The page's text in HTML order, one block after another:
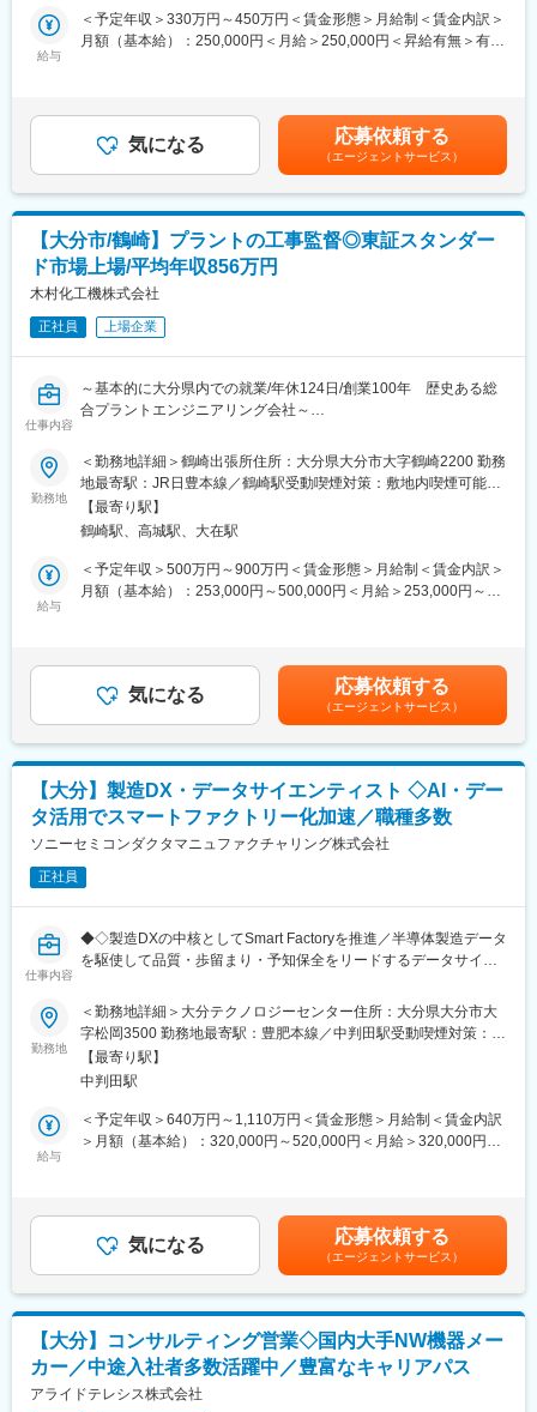
変更の範囲：会社の定める業務
株式会社アムコー・テクノロジー・ジャパンは、世界的半導体パ
ッケージングおよびテストサービスのリーダーであるアムコー・
ーバルネットワークを活かし、高品質な製造・テストサービスを
提供しています。
2024年度の売上高は約721億円、純利益は約17.7億円と堅調に推
移しており、経常利益は前年比85.77%増と大幅な成長を記録して
います。財務職においては、成長性と安定性を兼ね備えた環境で
専門性を発揮できます
変更の範囲：会社の定める業務
の観点で解決に導いていく仕事となります。入社いただいた段階
では、既存のシステムの不具合解消や保守運用をお任せします。
基本的には現場でのOJTが中心となり、業務の習得に応じて徐々
■開発環境：
・使用OS：ミドル・デバイスドライバ：Windows・マイコン
・使用言語：VC++、C++、C#、.NET/VB.NET/ASP.NET、C、
■組織構成：
生産技術課10名の中でソフト開発は3名です。小規模なプロジェ
クトに関しては個人で対応することもあり、グループ会社を巻き
ともございます。
当社はソニーグループの特例子会社として、ソニーのエレクトロ
ニクス商品のものづくりを担っています。特に音づくりにおいて
として、高品質な音を世界中に届けています。また、当社は40年
以上の障がい者雇用実績を持ち、男女・年齢・障がい者問わず働
きやすい環境を提供しています。
・入社してから初めに行っていただく業務は、既存システムの不
具合修正や保守運用となります。キャリアを積む中で、グループ
スキルを習得するために、ソニーグループ全体で開催される研修
にも参加していただくことが可能です。また、OJTやe-ラーニン
グを通じて実務に即したスキルを身につけていただくことができ
ます。
変更の範囲：本文参照
給与
＜予定年収＞330万円～450万円＜賃金形態＞月給制＜賃金内訳＞
月額（基本給）：250,000円＜月給＞250,000円＜昇給有無＞有＜
気になる 応募依頼する
（エージェントサービス）
【大分市/鶴崎】プラントの工事監督◎東証スタンダー
ド市場上場/平均年収856万円
木村化工機株式会社
正社員 上場企業
仕事内容
～基本的に大分県内での就業/年休124日/創業100年 歴史ある総
合プラントエンジニアリング会社～
顧客の化学プラント・工場内での生産設備新設や、プラントの能
力増強や改造に係る起業工事、定修工事、保全工事等の工事監督
業務に携わります。
＜具体的には＞
※起業工事の場合：
（1） 顧客や協力企業等との折衝
（2） 積算～見積
（3） 工事計画の立案および工事計画書の作成
コスト）
（6） 追加求償
（7） 完成検査の段取り・助成対応
■入社後の流れ：OJT研修が中心に徐々に工事監督業務について学
びます。
一人前になるまで、しっかりと研修・指導を受けることができる
経験の少ない方に関しては、工事監督者教育※に参加いただくこと
も可能です。
の手法、工事計画書の作成方法、工事監理の手法などを集合教育
で学びます。
■木村化工機公式動画チャンネル（先輩社員のインタビュー有
り）：
https://www.youtube.com/watch?v=ehqRRsT2RaU
https://kcpc-recruit.jp/activity/
注した際の応援、定修工事の応援等で派遣されるなどの場合に限
られ、数年に1回程度です。
◎業績好調 賞与7.5か月実績（2024年）
◎受注は1次受けが大半です。
1案件あたり数千万円～数億円規模の起業工事を行うこともあり
ます。
■強み：
大分県内の顧客企業に対して、強固な営業基盤と施工実績を築い
勤務地
＜勤務地詳細＞鶴崎出張所住所：大分県大分市大字鶴崎2200 勤務
地最寄駅：JR日豊本線／鶴崎駅受動喫煙対策：敷地内喫煙可能場
所あり変更の範囲：会社の定める事業所
【最寄り駅】
鶴崎駅、高城駅、大在駅
給与
＜予定年収＞500万円～900万円＜賃金形態＞月給制＜賃金内訳＞
月額（基本給）：253,000円～500,000円＜月給＞253,000円～
平均年収：796万円（理系大卒のみで平均を取ると877万円）賃金
はあくまでも目安の金額であり、選考を通じて上下する可能性が
あります。月給(月額)は固定手当を含めた表記です。
気になる 応募依頼する
（エージェントサービス）
【大分】製造DX・データサイエンティスト ◇AI・デー
タ活用でスマートファクトリー化加速／職種多数
ソニーセミコンダクタマニュファクチャリング株式会社
正社員
仕事内容
◆◇製造DXの中核としてSmart Factoryを推進／半導体製造データ
を駆使して品質・歩留まり・予知保全をリードするデータサイエ
■採用の背景
AI技術の進化に伴い、製造現場でもデータ活用を前提としたDXが
加速しています。当社でも生産データの自動収集から分析、異常
発生時の原因究明まで一気通貫で行う仕組みづくりが急務となっ
ており、Smart Factory構想の本格推進に向けて体制強化を図るた
めの増員募集です。
■業務内容
ら推進していただきます。製造・プロセス・装置・品質エンジニ
アと密に連携し、データに基づく改善活動を現場へ実装・定着さ
せる役割を担っていただきます。
■具体的な業務内容 ※ご経験を踏まえて決定
・製造工程・装置・検査・計測データを横断的に分析し、歩留ま
り低下や品質ばらつきの要因特定および改善提案を実施
勤務地
＜勤務地詳細＞大分テクノロジーセンター住所：大分県大分市大
字松岡3500 勤務地最寄駅：豊肥本線／中判田駅受動喫煙対策：敷
地内全面禁煙変更の範囲：会社の定める事業所
【最寄り駅】
中判田駅
給与
＜予定年収＞640万円～1,110万円＜賃金形態＞月給制＜賃金内訳
＞月額（基本給）：320,000円～520,000円＜月給＞320,000円～
者レベル：672万円・上級担当者レベル ：775万円・係長・専門
職レベル：943万円賃金はあくまでも目安の金額であり、選考を
通じて上下する可能性があります。月給(月額)は固定手当を含めた
表記です。
気になる 応募依頼する
（エージェントサービス）
【大分】コンサルティング営業◇国内大手NW機器メー
カー／中途入社者多数活躍中／豊富なキャリアパス
アライドテレシス株式会社